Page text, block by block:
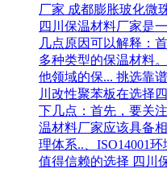
厂家 成都膨胀玻化微
四川保温材料厂家是
几点原因可以解释：
多种类型的保温材料
他领域的保... 挑选靠
川改性聚苯板在选择
下几点：首先，要关
温材料厂家应该具备
理体系..、ISO14001
值得信赖的选择 四川